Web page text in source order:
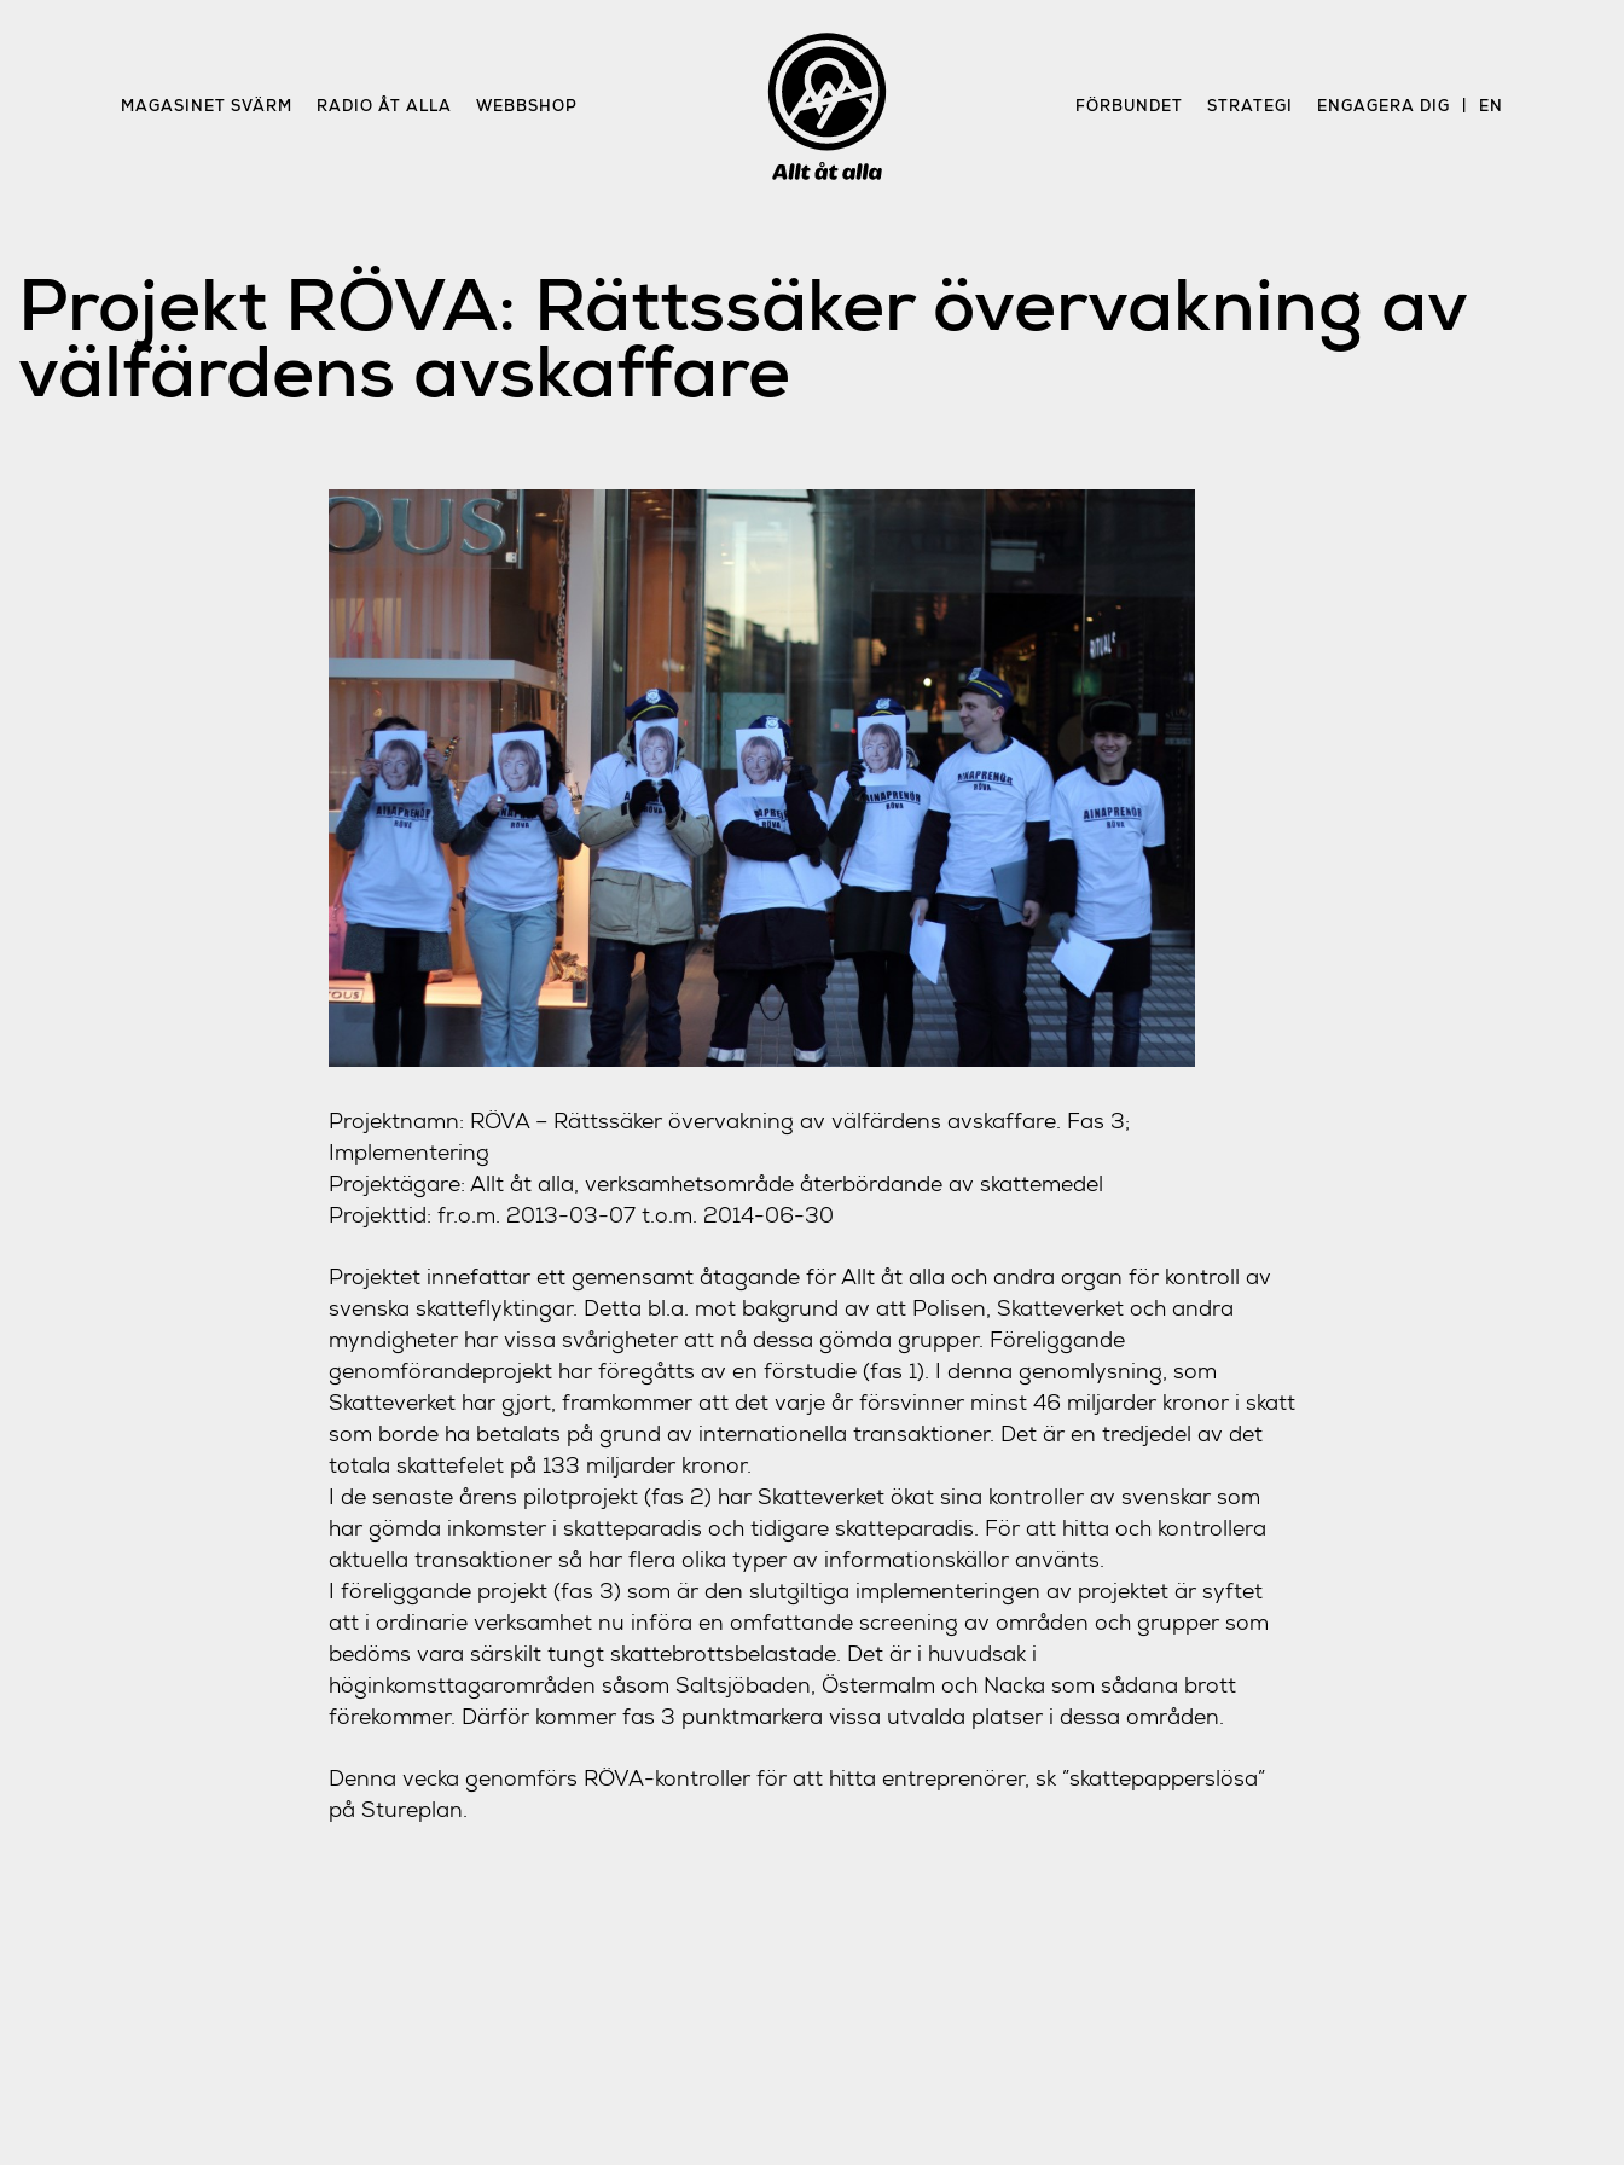
MAGASINET SVÄRM RADIO ÅT ALLA WEBBSHOP FÖRBUNDET STRATEGI ENGAGERA DIG EN
Projekt RÖVA: Rättssäker övervakning av
välfärdens avskaffare
Projektnamn: RÖVA – Rättssäker övervakning av välfärdens avskaffare. Fas 3;
Implementering
Projektägare: Allt åt alla, verksamhetsområde återbördande av skattemedel
Projekttid: fr.o.m. 2013-03-07 t.o.m. 2014-06-30
Projektet innefattar ett gemensamt åtagande för Allt åt alla och andra organ för kontroll av
svenska skatteflyktingar. Detta bl.a. mot bakgrund av att Polisen, Skatteverket och andra
myndigheter har vissa svårigheter att nå dessa gömda grupper. Föreliggande
genomförandeprojekt har föregåtts av en förstudie (fas 1). I denna genomlysning, som
Skatteverket har gjort, framkommer att det varje år försvinner minst 46 miljarder kronor i skatt
som borde ha betalats på grund av internationella transaktioner. Det är en tredjedel av det
totala skattefelet på 133 miljarder kronor.
I de senaste årens pilotprojekt (fas 2) har Skatteverket ökat sina kontroller av svenskar som
har gömda inkomster i skatteparadis och tidigare skatteparadis. För att hitta och kontrollera
aktuella transaktioner så har flera olika typer av informationskällor använts.
I föreliggande projekt (fas 3) som är den slutgiltiga implementeringen av projektet är syftet
att i ordinarie verksamhet nu införa en omfattande screening av områden och grupper som
bedöms vara särskilt tungt skattebrottsbelastade. Det är i huvudsak i
höginkomsttagarområden såsom Saltsjöbaden, Östermalm och Nacka som sådana brott
förekommer. Därför kommer fas 3 punktmarkera vissa utvalda platser i dessa områden.
Denna vecka genomförs RÖVA-kontroller för att hitta entreprenörer, sk ”skattepapperslösa”
på Stureplan.